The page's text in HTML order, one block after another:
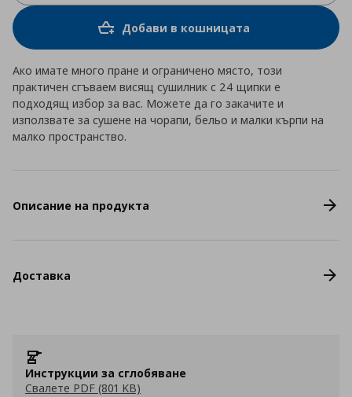
Добави в кошницата
Ако имате много пране и ограничено място, този
практичен сгъваем висящ сушилник с 24 щипки е
подходящ избор за вас. Можете да го закачите и
използвате за сушене на чорапи, бельо и малки кърпи на
малко пространство.
Описание на продукта
Доставка
Инструкции за сглобяване
Свалете PDF (801 KB)